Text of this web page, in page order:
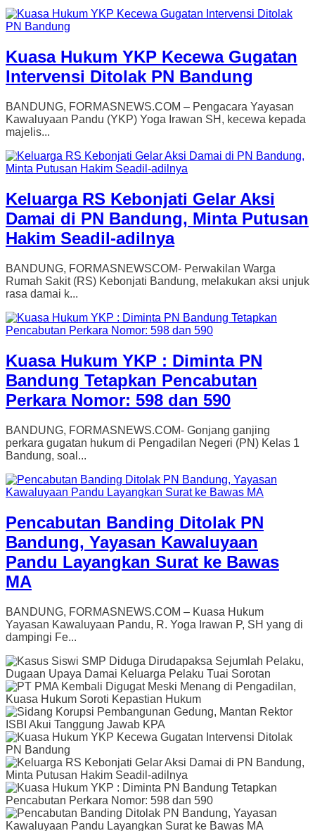
Kuasa Hukum YKP Kecewa Gugatan
Intervensi Ditolak PN Bandung
BANDUNG, FORMASNEWS.COM – Pengacara Yayasan
Kawaluyaan Pandu (YKP) Yoga Irawan SH, kecewa kepada
majelis...
Keluarga RS Kebonjati Gelar Aksi
Damai di PN Bandung, Minta Putusan
Hakim Seadil-adilnya
BANDUNG, FORMASNEWSCOM- Perwakilan Warga
Rumah Sakit (RS) Kebonjati Bandung, melakukan aksi unjuk
rasa damai k...
Kuasa Hukum YKP : Diminta PN
Bandung Tetapkan Pencabutan
Perkara Nomor: 598 dan 590
BANDUNG, FORMASNEWS.COM- Gonjang ganjing
perkara gugatan hukum di Pengadilan Negeri (PN) Kelas 1
Bandung, soal...
Pencabutan Banding Ditolak PN
Bandung, Yayasan Kawaluyaan
Pandu Layangkan Surat ke Bawas
MA
BANDUNG, FORMASNEWS.COM – Kuasa Hukum
Yayasan Kawaluyaan Pandu, R. Yoga Irawan P, SH yang di
dampingi Fe...